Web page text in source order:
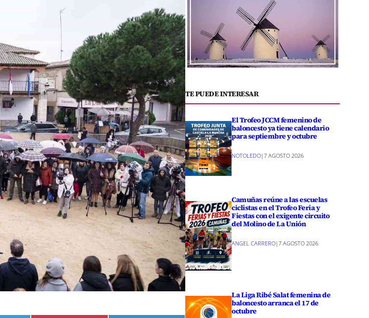
TE PUEDE INTERESAR
El Trofeo JCCM femenino de
baloncesto ya tiene calendario
para septiembre y octubre
NOTOLEDO|7 AGOSTO 2026
Camuñas reúne a las escuelas
ciclistas en el Trofeo Feria y
Fiestas con el exigente circuito
del Molino de La Unión
ANGEL CARRERO|7 AGOSTO 2026
La Liga Ribé Salat femenina de
baloncesto arranca el 17 de
octubre